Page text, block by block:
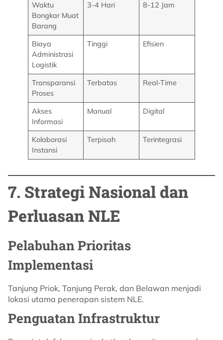
Waktu
Bongkar Muat
Barang
3-4 Hari 8-12 Jam
Biaya
Administrasi
Logistik
Tinggi Efisien
Transparansi
Proses
Terbatas Real-Time
Akses
Informasi
Manual Digital
Kolaborasi
Instansi
Terpisah Terintegrasi
7. Strategi Nasional dan
Perluasan NLE
Pelabuhan Prioritas
Implementasi
Tanjung Priok, Tanjung Perak, dan Belawan menjadi
lokasi utama penerapan sistem NLE.
Penguatan Infrastruktur